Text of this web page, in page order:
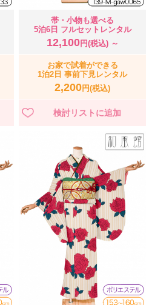
帯・小物も選べる
5泊6日 フルセットレンタル
12,100円(税込) ～
お家で試着ができる
1泊2日 事前下見レンタル
2,200円(税込)